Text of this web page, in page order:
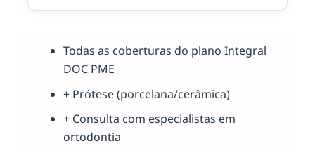
Todas as coberturas do plano Integral
DOC PME
+ Prótese (porcelana/cerâmica)
+ Consulta com especialistas em
ortodontia